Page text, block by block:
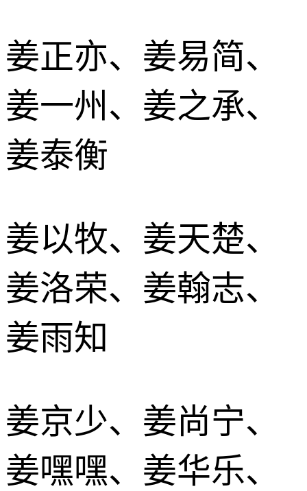
姜正亦、姜易简、
姜一州、姜之承、
姜泰衡
姜以牧、姜天楚、
姜洛荣、姜翰志、
姜雨知
姜京少、姜尚宁、
姜嘿嘿、姜华乐、